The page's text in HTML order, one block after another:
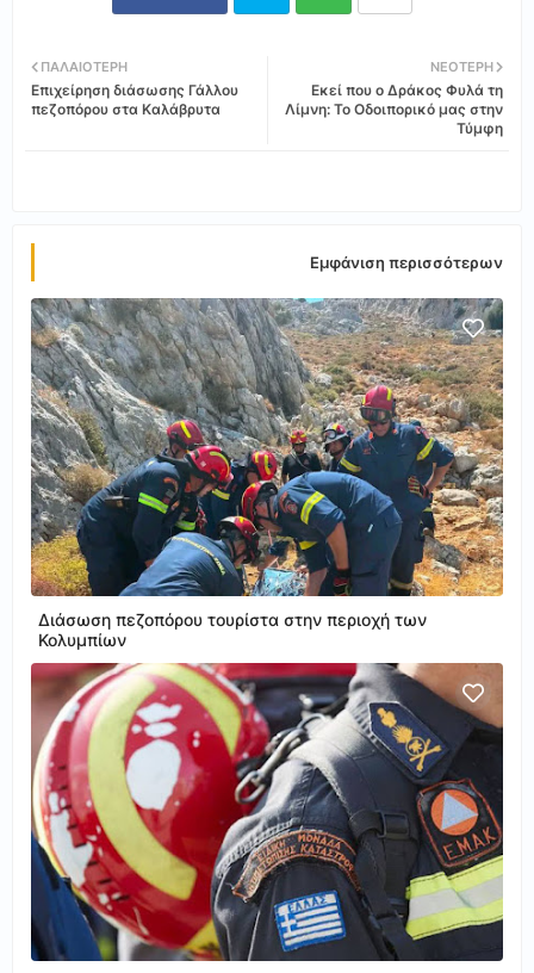
ats
ΝΕΌΤΕΡΗ
Εκεί που ο Δράκος Φυλά τη
Λίμνη: Το Οδοιπορικό μας στην
Τύμφη
ΠΑΛΑΙΌΤΕΡΗ
Επιχείρηση διάσωσης Γάλλου
πεζοπόρου στα Καλάβρυτα
Εμφάνιση περισσότερων
Διάσωση πεζοπόρου τουρίστα στην περιοχή των
Κολυμπίων